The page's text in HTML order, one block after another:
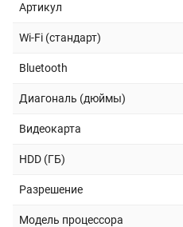
Артикул
Wi-Fi (стандарт)
Bluetooth
Диагональ (дюймы)
Видеокарта
HDD (ГБ)
Разрешение
Модель процессора